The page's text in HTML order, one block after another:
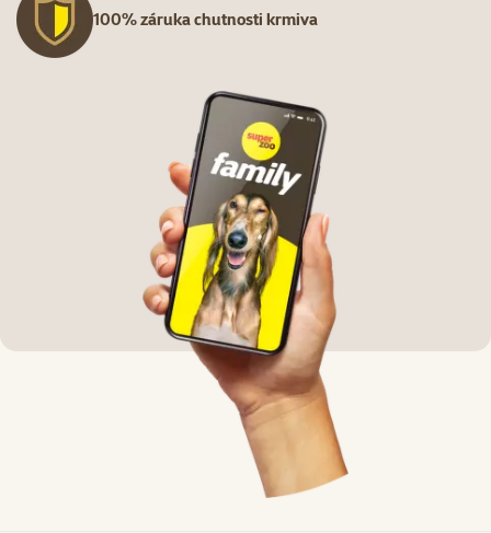
100% záruka chutnosti krmiva